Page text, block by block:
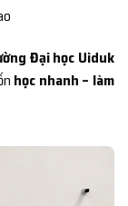
Đại học Uiduk
học nhanh – làm